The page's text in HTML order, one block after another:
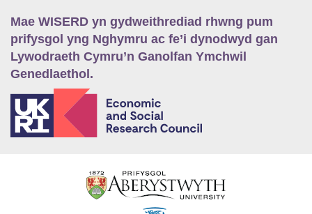
Mae WISERD yn gydweithrediad rhwng pum
prifysgol yng Nghymru ac fe’i dynodwyd gan
Lywodraeth Cymru’n Ganolfan Ymchwil
Genedlaethol.